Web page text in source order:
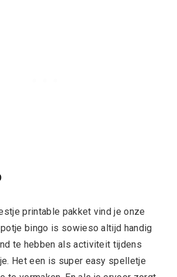
printable pakket vind je onze
bingo is sowieso altijd handig
te hebben als activiteit tijdens
Het een is super easy spelletje